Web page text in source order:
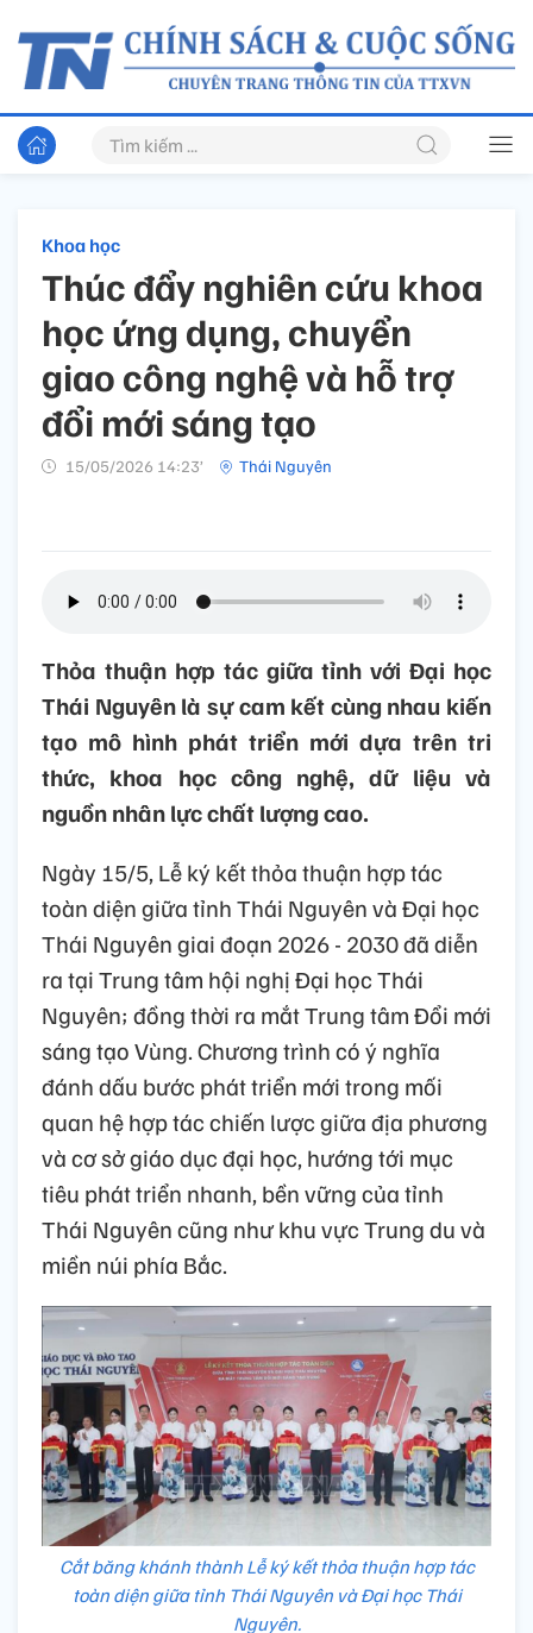
Khoa học
Thúc đẩy nghiên cứu khoa
học ứng dụng, chuyển
giao công nghệ và hỗ trợ
đổi mới sáng tạo
15/05/2026 14:23’ Thái Nguyên
Thỏa thuận hợp tác giữa tỉnh với Đại học
Thái Nguyên là sự cam kết cùng nhau kiến
tạo mô hình phát triển mới dựa trên tri
thức, khoa học công nghệ, dữ liệu và
nguồn nhân lực chất lượng cao.
Ngày 15/5, Lễ ký kết thỏa thuận hợp tác
toàn diện giữa tỉnh Thái Nguyên và Đại học
Thái Nguyên giai đoạn 2026 - 2030 đã diễn
ra tại Trung tâm hội nghị Đại học Thái
Nguyên; đồng thời ra mắt Trung tâm Đổi mới
sáng tạo Vùng. Chương trình có ý nghĩa
đánh dấu bước phát triển mới trong mối
quan hệ hợp tác chiến lược giữa địa phương
và cơ sở giáo dục đại học, hướng tới mục
tiêu phát triển nhanh, bền vững của tỉnh
Thái Nguyên cũng như khu vực Trung du và
miền núi phía Bắc.
Cắt băng khánh thành Lễ ký kết thỏa thuận hợp tác
toàn diện giữa tỉnh Thái Nguyên và Đại học Thái
Nguyên.